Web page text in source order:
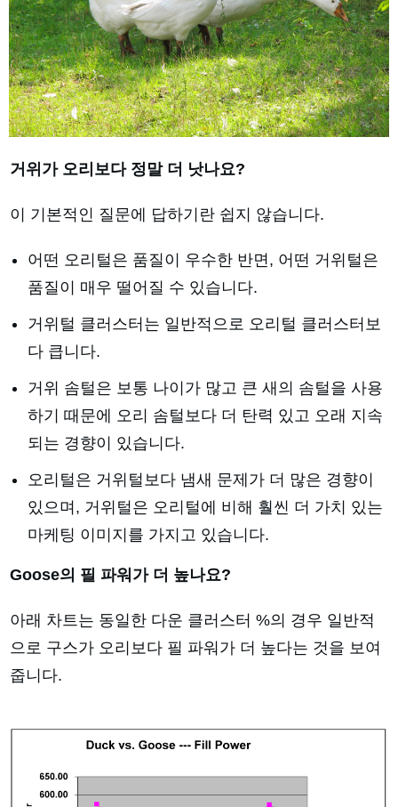
거위가 오리보다 정말 더 낫나요?
이 기본적인 질문에 답하기란 쉽지 않습니다.
어떤 오리털은 품질이 우수한 반면, 어떤 거위털은
품질이 매우 떨어질 수 있습니다.
거위털 클러스터는 일반적으로 오리털 클러스터보
다 큽니다.
거위 솜털은 보통 나이가 많고 큰 새의 솜털을 사용
하기 때문에 오리 솜털보다 더 탄력 있고 오래 지속
되는 경향이 있습니다.
오리털은 거위털보다 냄새 문제가 더 많은 경향이
있으며, 거위털은 오리털에 비해 훨씬 더 가치 있는
마케팅 이미지를 가지고 있습니다.
Goose의 필 파워가 더 높나요?
아래 차트는 동일한 다운 클러스터 %의 경우 일반적
으로 구스가 오리보다 필 파워가 더 높다는 것을 보여
줍니다.